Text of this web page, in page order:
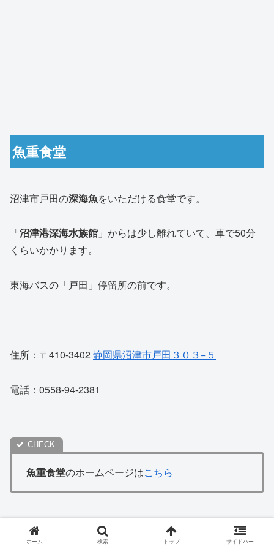
魚重食堂
沼津市戸田の深海魚をいただける食堂です。
「沼津港深海水族館 」からは少し離れていて、車で50分
くらいかかります。
東海バスの「戸田」停留所の前です。
住所：〒410-3402 静岡県沼津市戸田３０３−５
電話：0558-94-2381
魚重食堂のホームページはこちら
ホーム 検索 トップ サイドバー